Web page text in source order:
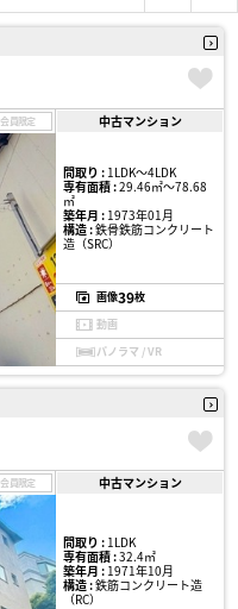
会員限定 中古マンション
間取り :1LDK〜4LDK
専有面積 :29.46㎡〜78.68
㎡
築年月 :1973年01月
構造 :鉄骨鉄筋コンクリート
造（SRC）
画像39枚
動画
パノラマ / VR
会員限定 中古マンション
間取り :1LDK
専有面積 :32.4㎡
築年月 :1971年10月
構造 :鉄筋コンクリート造
（RC）